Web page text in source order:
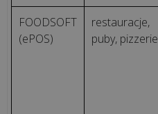
FOODSOFT
(ePOS)
restauracje,
puby, pizzerie